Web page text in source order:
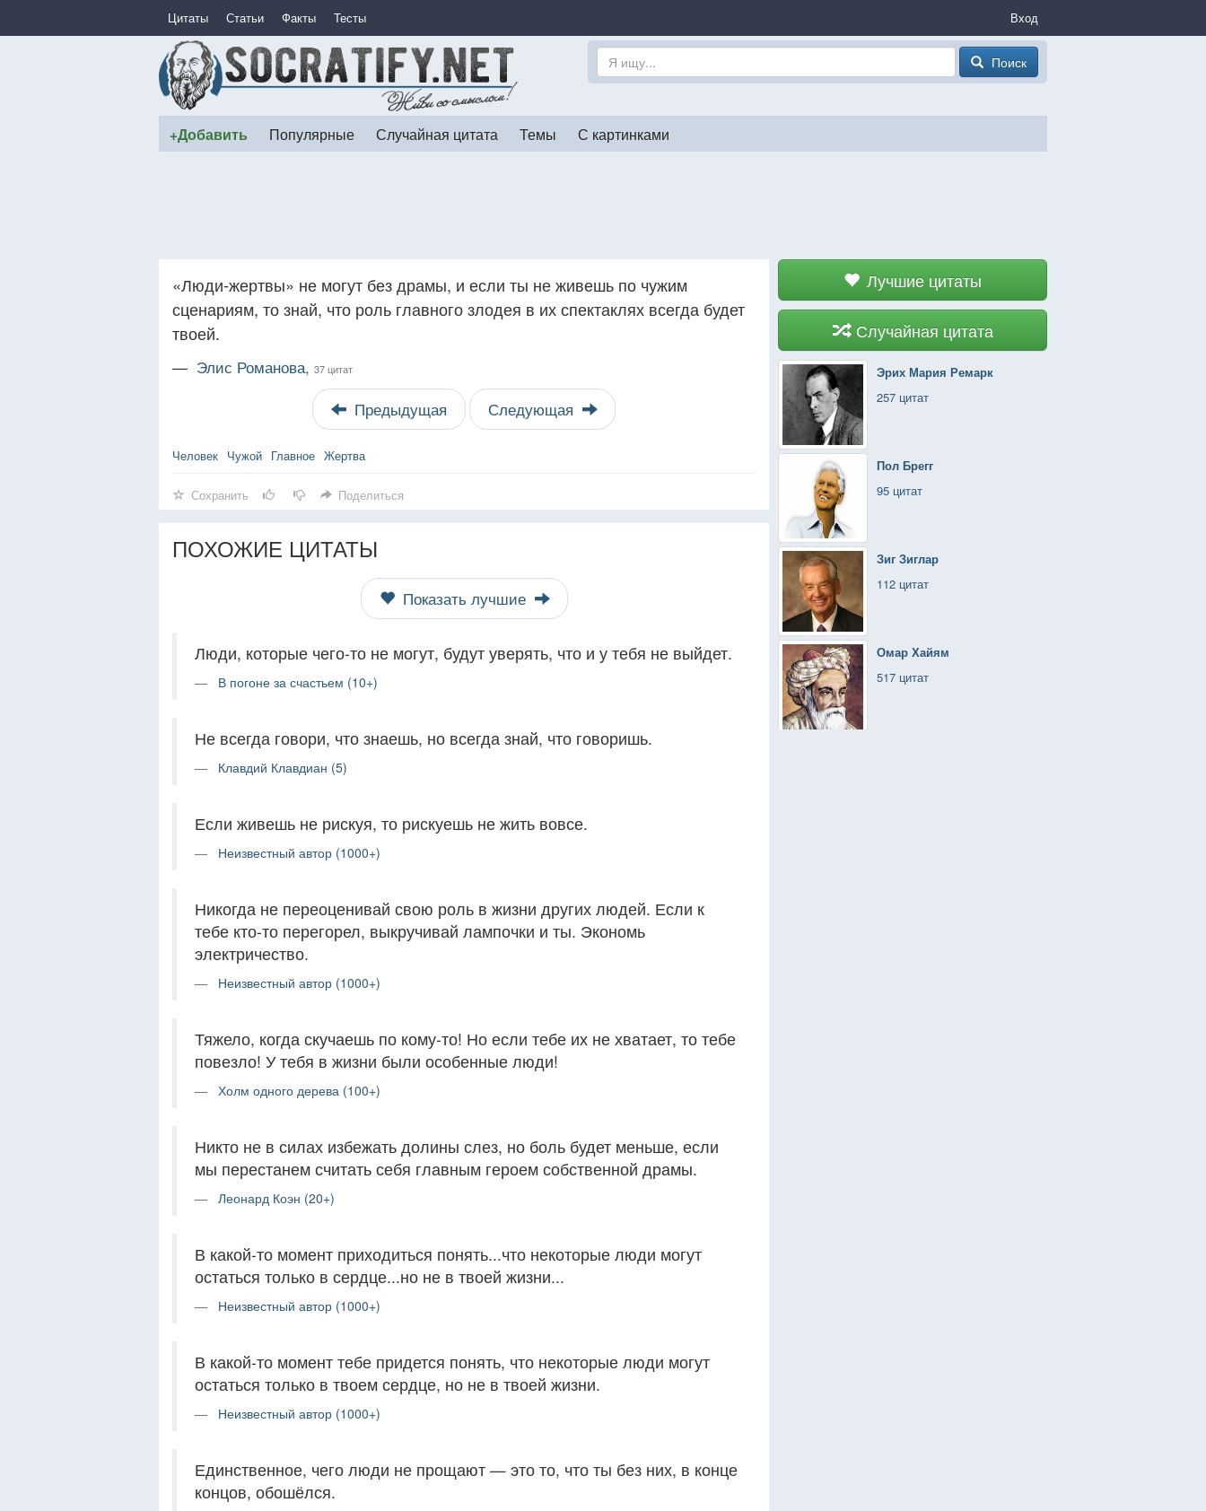
Цитаты Статьи Факты Тесты Вход
Поиск
+Добавить Популярные Случайная цитата Темы С картинками
Лучшие цитаты
Случайная цитата
Эрих Мария Ремарк
257 цитат
Пол Брегг
95 цитат
Зиг Зиглар
112 цитат
Омар Хайям
517 цитат
«Люди-жертвы» не могут без драмы, и если ты не живешь по чужим
сценариям, то знай, что роль главного злодея в их спектаклях всегда будет
твоей.
— Элис Романова, 37 цитат
Предыдущая Следующая
Человек Чужой Главное Жертва
Сохранить Поделиться
ПОХОЖИЕ ЦИТАТЫ
Показать лучшие
Люди, которые чего-то не могут, будут уверять, что и у тебя не выйдет.
В погоне за счастьем (10+)
Не всегда говори, что знаешь, но всегда знай, что говоришь.
Клавдий Клавдиан (5)
Если живешь не рискуя, то рискуешь не жить вовсе.
Неизвестный автор (1000+)
Никогда не переоценивай свою роль в жизни других людей. Если к
тебе кто-то перегорел, выкручивай лампочки и ты. Экономь
электричество.
Неизвестный автор (1000+)
Тяжело, когда скучаешь по кому-то! Но если тебе их не хватает, то тебе
повезло! У тебя в жизни были особенные люди!
Холм одного дерева (100+)
Никто не в силах избежать долины слез, но боль будет меньше, если
мы перестанем считать себя главным героем собственной драмы.
Леонард Коэн (20+)
В какой-то момент приходиться понять...что некоторые люди могут
остаться только в сердце...но не в твоей жизни...
Неизвестный автор (1000+)
В какой-то момент тебе придется понять, что некоторые люди могут
остаться только в твоем сердце, но не в твоей жизни.
Неизвестный автор (1000+)
Единственное, чего люди не прощают — это то, что ты без них, в конце
концов, обошёлся.